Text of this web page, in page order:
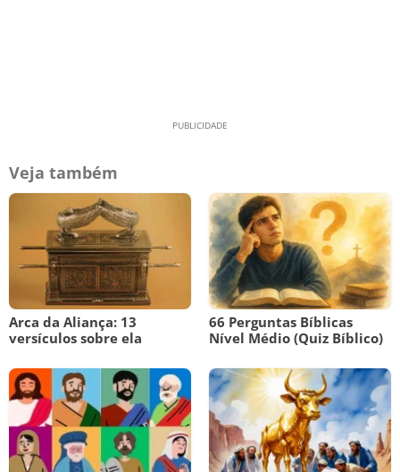
Veja também
Arca da Aliança: 13
versículos sobre ela
66 Perguntas Bíblicas
Nível Médio (Quiz Bíblico)